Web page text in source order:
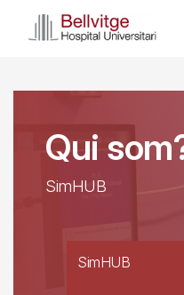
Qui
SimHUB
SimHUB